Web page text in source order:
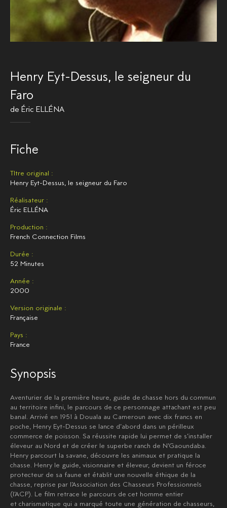
Henry Eyt-Dessus, le seigneur du
Faro
de Éric ELLÉNA
Fiche
TItre original :
Henry Eyt-Dessus, le seigneur du Faro
Réalisateur :
Éric ELLÉNA
Production :
French Connection Films
Durée :
52 Minutes
Année :
2000
Version originale :
Française
Pays :
France
Synopsis
Aventurier de la première heure, guide de chasse hors du commun
au territoire infini, le parcours de ce personnage attachant est peu
banal. Arrivé en 1951 à Douala au Cameroun avec dix francs en
poche, Henry Eyt-Dessus se lance d’abord dans un périlleux
commerce de poisson. Sa réussite rapide lui permet de s’installer
éleveur au Nord et de créer le superbe ranch de N’Gaoundaba.
Henry parcourt la savane, découvre les animaux et pratique la
chasse. Henry le guide, visionnaire et éleveur, devient un féroce
protecteur de sa faune et établit une nouvelle éthique de la
chasse, reprise par l’Association des Chasseurs Professionnels
(l’ACP). Le film retrace le parcours de cet homme entier
et charismatique qui a marqué toute une génération de chasseurs,